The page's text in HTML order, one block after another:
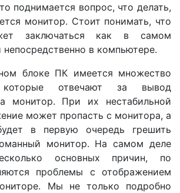
поднимается вопрос, что делать,
монитор. Стоит понимать, что
заключаться как в самом
в компьютере.
блоке ПК имеется множество
которые отвечают за вывод
монитор. При их нестабильной
может пропасть с монитора, а
в первую очередь грешить
монитор. На самом деле
основных причин, по
проблемы с отображением
Мы не только подробно